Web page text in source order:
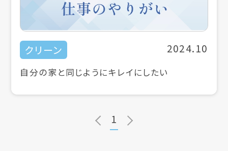
クリーン 2024.10
自分の家と同じようにキレイにしたい
1